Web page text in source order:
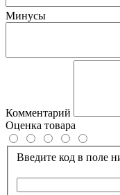
Минусы
Комментарий
Оценка товара
Введите код в поле